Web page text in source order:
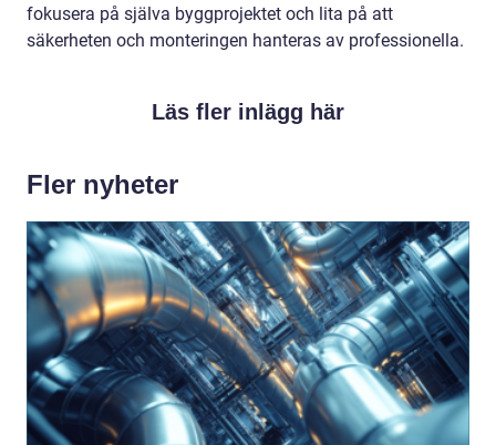
fokusera på själva byggprojektet och lita på att
säkerheten och monteringen hanteras av professionella.
Läs fler inlägg här
Fler nyheter